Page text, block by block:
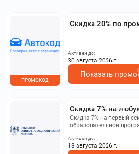
Скидка 20% по
ПРОМОКОД
Активен до:
30 августа 2026 г.
Показать
Скидка 7% на
Скидка 7% на первый
образовательной
на сайте.
Активен до:
13 августа 2026 г.